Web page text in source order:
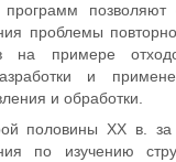
программ
проблемы
на примере
и
и обработки.
половины XX в.
по изучению